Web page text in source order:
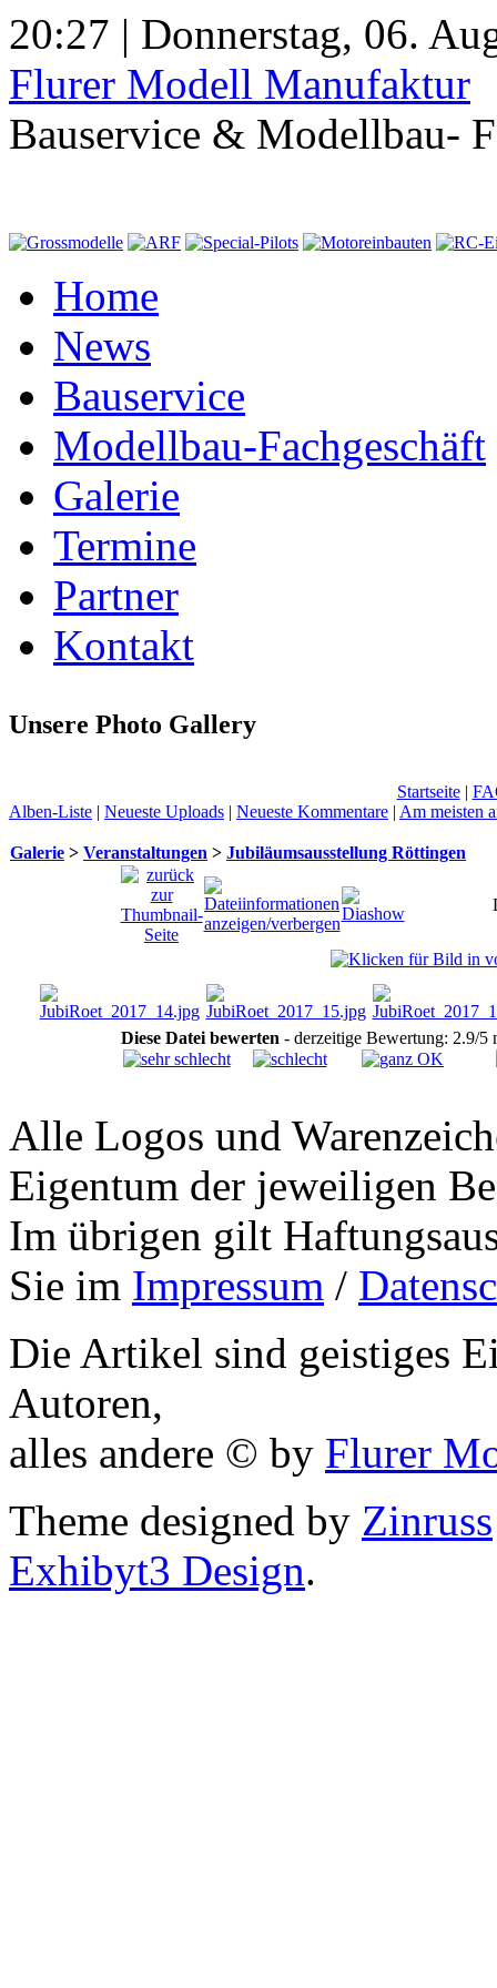
20:27 | Donnerstag, 06.
Flurer Modell Manufaktur
Bauservice & Modellbau-
Home
News
Bauservice
Modellbau-Fachgeschäft
Galerie
Termine
Partner
Kontakt
Unsere Photo Gallery
Startseite|
Alben-Liste | Neueste Uploads | Neueste Kommentare | Am meisten
Galerie > Veranstaltungen > Jubiläumsausstellung Röttingen
Diese Datei bewerten - derzeitige Bewertung: 2.9/5
Alle Logos und
Eigentum der jeweiligen
Im übrigen gilt
Sie im Impressum /
Die Artikel sind geistiges
Autoren,
alles andere © by Flurer
Theme designed by Zinruss
Exhibyt3 Design.